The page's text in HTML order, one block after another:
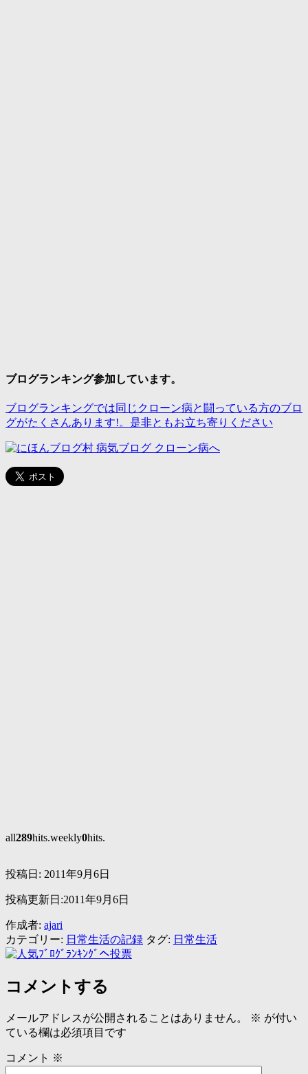
ブログランキング参加しています。
ブログランキングでは同じクローン病と闘っている方のブロ
グがたくさんあります!。是非ともお立ち寄りください
all289hits.weekly0hits.
投稿日: 2011年9月6日
投稿更新日:2011年9月6日
作成者: ajari
カテゴリー: 日常生活の記録 タグ: 日常生活
コメントする
メールアドレスが公開されることはありません。 ※ が付い
ている欄は必須項目です
コメント ※